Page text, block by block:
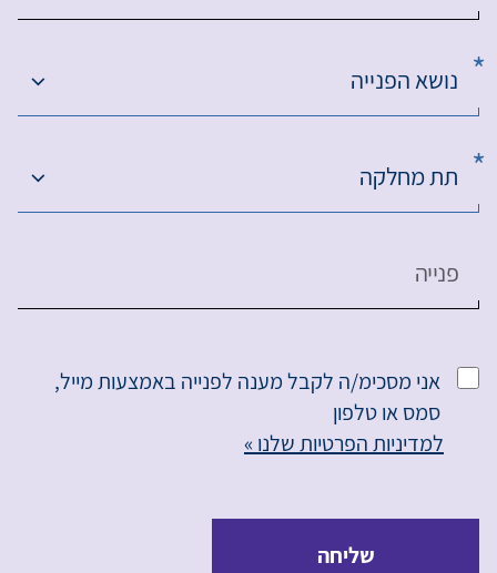
נושא הפנייה
תת מחלקה
פנייה
אני מסכימ/ה לקבל מענה לפנייה באמצעות מייל,
סמס או טלפון
למדיניות הפרטיות שלנו »
שליחה